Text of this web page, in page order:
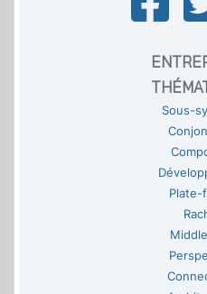
Sous-
Plate-